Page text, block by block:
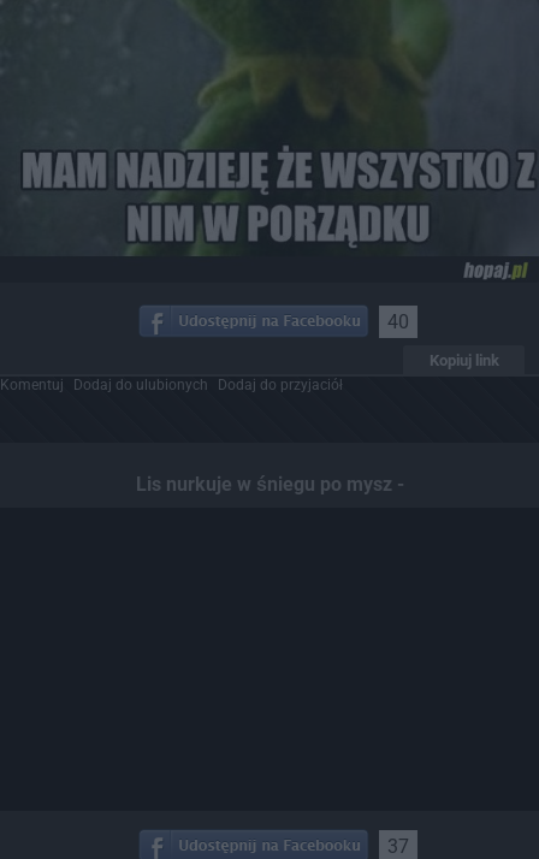
40
Kopiuj link
Komentuj Dodaj do ulubionych Dodaj do przyjaciół
Lis nurkuje w śniegu po mysz -
37